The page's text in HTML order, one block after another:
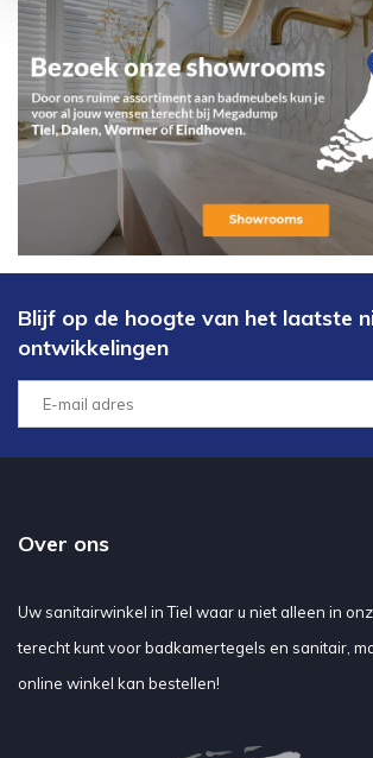
Blijf op de hoogte van het laatste
ontwikkelingen
Over ons
Uw sanitairwinkel in Tiel waar u niet alleen in
terecht kunt voor badkamertegels en sanitair,
online winkel kan bestellen!